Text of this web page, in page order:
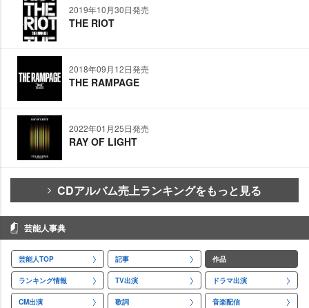
2019年10月30日発売
THE RIOT
2018年09月12日発売
THE RAMPAGE
2022年01月25日発売
RAY OF LIGHT
CDアルバム売上ランキングをもっと見る
芸能人事典
芸能人TOP 記事 作品
ランキング情報 TV出演 ドラマ出演
CM出演 歌詞 音楽配信